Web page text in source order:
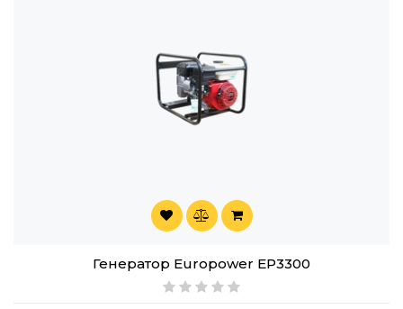
Генератор Europower EP3300